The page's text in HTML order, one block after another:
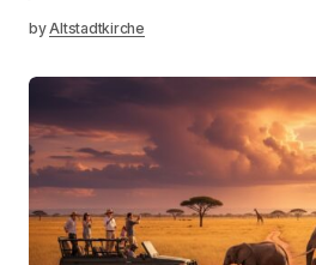
byAltstadtkirche